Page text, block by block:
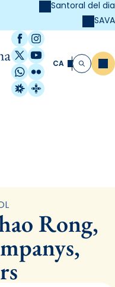
Santoral del dia
SAVA
Facebook
Instagram
X / Twitter
YouTube
WhatsApp
Flickr
Radio Estel
Catalunya
CA Cerca
Rong,